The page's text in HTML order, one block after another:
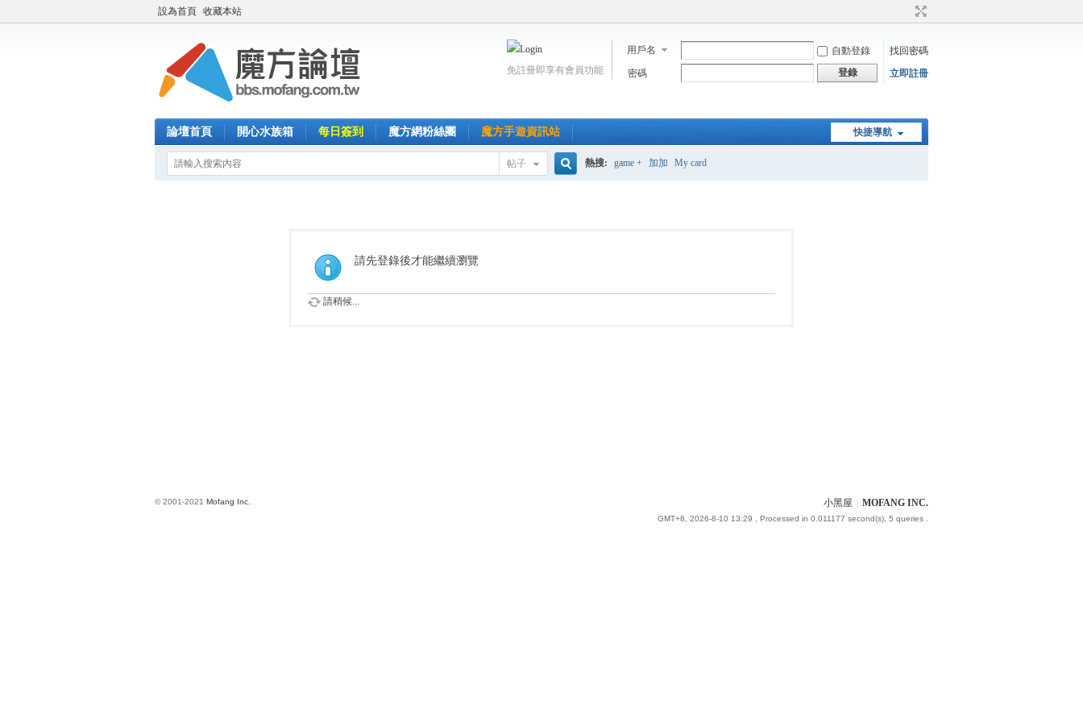
設為首頁 收藏本站
用戶名 自動登錄
找回密碼
密碼
登錄 立即註冊
免註冊即享有會員功能
快捷導航
論壇首頁 開心水族箱 每日簽到 魔方網粉絲團 魔方手遊資訊站
帖子 熱搜: game + 加加 My card
請先登錄後才能繼續瀏覽
請稍候...
小黑屋 MOFANG INC.
GMT+8, 2026-8-10 13:29 , Processed in 0.011177 second(s), 5 queries .
© 2001-2021 Mofang Inc.